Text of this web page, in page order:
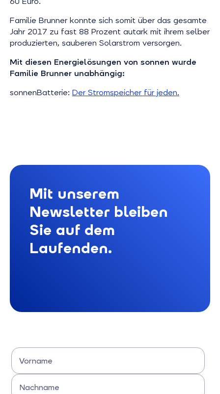
Familie Brunner konnte sich somit über das gesamte
Jahr 2017 zu fast 88 Prozent autark mit ihrem selber
produzierten, sauberen Solarstrom versorgen.
Mit diesen Energielösungen von sonnen wurde
Familie Brunner unabhängig:
sonnenBatterie: Der Stromspeicher für jeden.
Mit unserem
Newsletter bleiben
Sie auf dem
Laufenden.
Vorname
Bitte Vornamen eingeben
Nachname